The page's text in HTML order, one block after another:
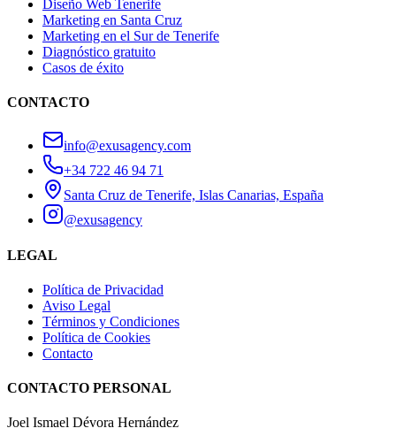
Diseño Web Tenerife
Marketing en Santa Cruz
Marketing en el Sur de Tenerife
Diagnóstico gratuito
Casos de éxito
CONTACTO
info@exusagency.com
+34 722 46 94 71
Santa Cruz de Tenerife, Islas Canarias, España
@exusagency
LEGAL
Política de Privacidad
Aviso Legal
Términos y Condiciones
Política de Cookies
Contacto
CONTACTO PERSONAL
Joel Ismael Dévora Hernández